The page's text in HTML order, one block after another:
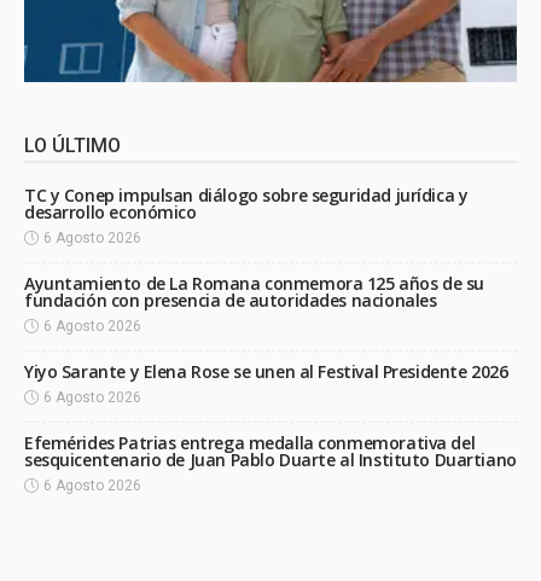
LO ÚLTIMO
TC y Conep impulsan diálogo sobre seguridad jurídica y
desarrollo económico
6 Agosto 2026
Ayuntamiento de La Romana conmemora 125 años de su
fundación con presencia de autoridades nacionales
6 Agosto 2026
Yiyo Sarante y Elena Rose se unen al Festival Presidente 2026
6 Agosto 2026
Efemérides Patrias entrega medalla conmemorativa del
sesquicentenario de Juan Pablo Duarte al Instituto Duartiano
6 Agosto 2026